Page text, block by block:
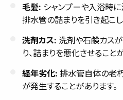
毛髪: シャンプーや入浴時
排水管の詰まりを引き起こし
洗剤カス: 洗剤や石鹸カス
り、詰まりを悪化させること
経年劣化: 排水管自体の老
が発生することがあります。